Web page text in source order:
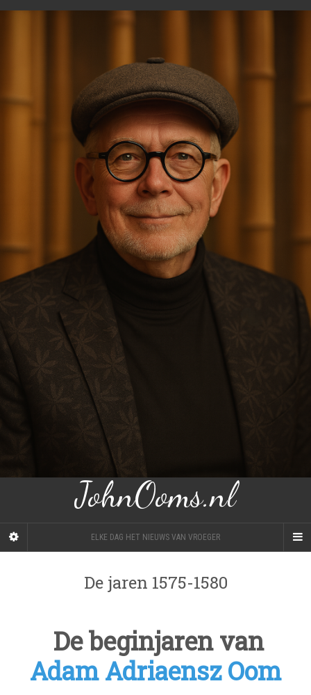
JohnOoms.nl
ELKE DAG HET NIEUWS VAN VROEGER
De jaren 1575-1580
De beginjaren van
Adam Adriaensz Oom